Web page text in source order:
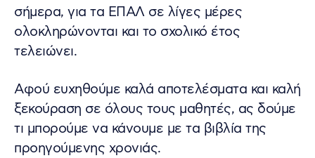
σήμερα, για τα ΕΠΑΛ σε λίγες μέρες
ολοκληρώνονται και το σχολικό έτος
τελειώνει.
Αφού ευχηθούμε καλά αποτελέσματα και καλή
ξεκούραση σε όλους τους μαθητές, ας δούμε
τι μπορούμε να κάνουμε με τα βιβλία της
προηγούμενης χρονιάς.